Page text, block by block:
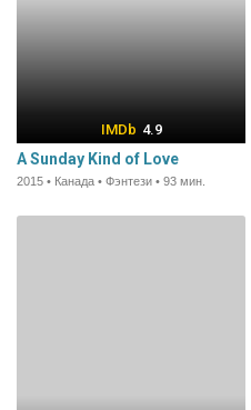
4.9
A Sunday Kind of Love
2015 • Канада • Фэнтези • 93 мин.